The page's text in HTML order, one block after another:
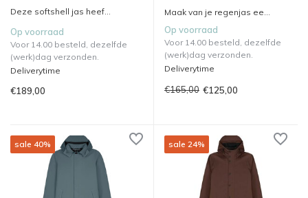
Deze softshell jas heef...
Op voorraad
Voor 14.00 besteld, dezelfde
(werk)dag verzonden.
Deliverytime
€189,00
Maak van je regenjas ee...
Op voorraad
Voor 14.00 besteld, dezelfde
(werk)dag verzonden.
Deliverytime
€165,00 €125,00
sale 40% sale 24%